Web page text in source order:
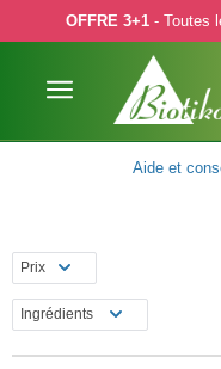
to main content
Skip to search
Skip to main navigation
OFFRE 3+1 - Toutes
Aide et
Prix
Ingrédients